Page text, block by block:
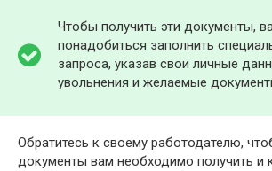
Чтобы получить эти документы,
понадобиться заполнить
запроса, указав свои личные
увольнения и желаемые
Обратитесь к своему работодателю,
документы вам необходимо получить и